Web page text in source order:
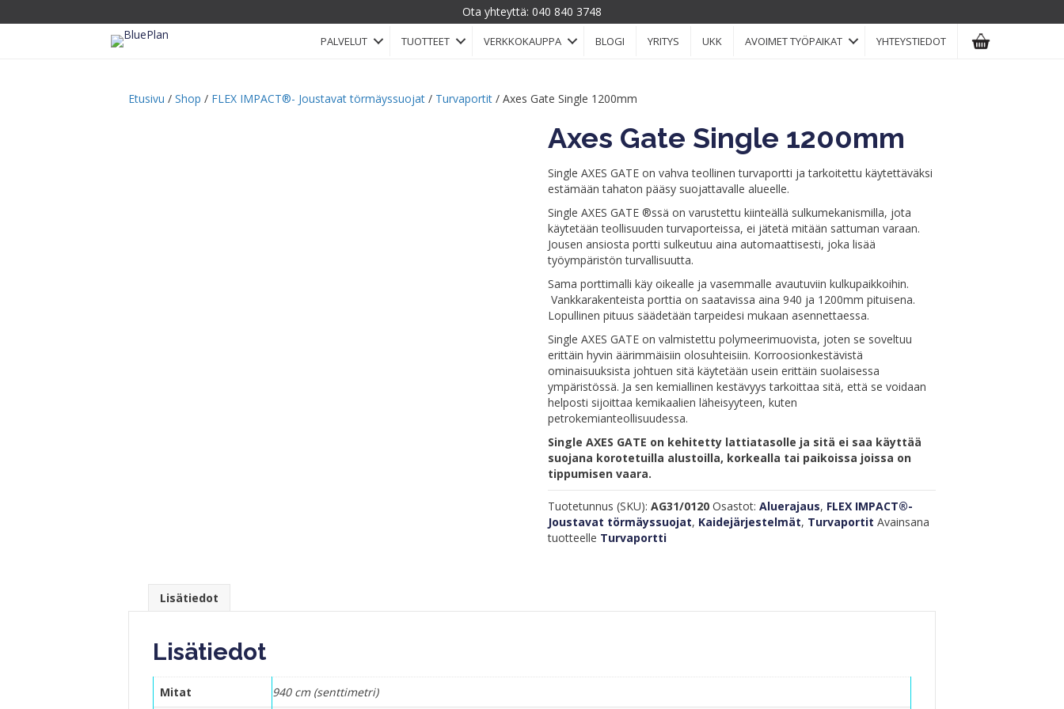
Ota yhteyttä: 040 840 3748
PALVELUT TUOTTEET VERKKOKAUPPA BLOGI YRITYS UKK AVOIMET TYÖPAIKAT YHTEYSTIEDOT
Etusivu / Shop / FLEX IMPACT®- Joustavat törmäyssuojat / Turvaportit / Axes Gate Single 1200mm
Axes Gate Single 1200mm
Single AXES GATE on vahva teollinen turvaportti ja tarkoitettu käytettäväksi
estämään tahaton pääsy suojattavalle alueelle.
Single AXES GATE ®ssä on varustettu kiinteällä sulkumekanismilla, jota
käytetään teollisuuden turvaporteissa, ei jätetä mitään sattuman varaan.
Jousen ansiosta portti sulkeutuu aina automaattisesti, joka lisää
työympäristön turvallisuutta.
Sama porttimalli käy oikealle ja vasemmalle avautuviin kulkupaikkoihin.
Vankkarakenteista porttia on saatavissa aina 940 ja 1200mm pituisena.
Lopullinen pituus säädetään tarpeidesi mukaan asennettaessa.
Single AXES GATE on valmistettu polymeerimuovista, joten se soveltuu
erittäin hyvin äärimmäisiin olosuhteisiin. Korroosionkestävistä
ominaisuuksista johtuen sitä käytetään usein erittäin suolaisessa
ympäristössä. Ja sen kemiallinen kestävyys tarkoittaa sitä, että se voidaan
helposti sijoittaa kemikaalien läheisyyteen, kuten
petrokemianteollisuudessa.
Single AXES GATE on kehitetty lattiatasolle ja sitä ei saa käyttää
suojana korotetuilla alustoilla, korkealla tai paikoissa joissa on
tippumisen vaara.
Tuotetunnus (SKU):AG31/0120 Osastot:Aluerajaus, FLEX IMPACT®-
Joustavat törmäyssuojat, Kaidejärjestelmät, Turvaportit Avainsana
tuotteelle Turvaportti
Lisätiedot
Lisätiedot
Mitat 940 cm (senttimetri)